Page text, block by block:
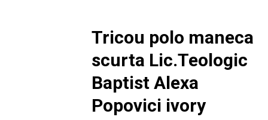
Tricou polo maneca
scurta Lic.Teologic
Baptist Alexa
Popovici ivory